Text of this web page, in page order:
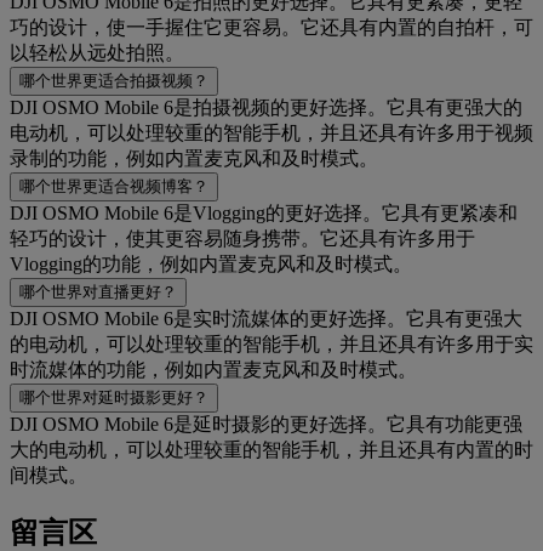
巧的设计，使一手握住它更容易。它还具有内置的自拍杆，可
以轻松从远处拍照。
哪个世界更适合拍摄视频？
DJI OSMO Mobile 6是拍摄视频的更好选择。它具有更强大的
电动机，可以处理较重的智能手机，并且还具有许多用于视频
录制的功能，例如内置麦克风和及时模式。
哪个世界更适合视频博客？
DJI OSMO Mobile 6是Vlogging的更好选择。它具有更紧凑和
轻巧的设计，使其更容易随身携带。它还具有许多用于
Vlogging的功能，例如内置麦克风和及时模式。
哪个世界对直播更好？
DJI OSMO Mobile 6是实时流媒体的更好选择。它具有更强大
的电动机，可以处理较重的智能手机，并且还具有许多用于实
时流媒体的功能，例如内置麦克风和及时模式。
哪个世界对延时摄影更好？
DJI OSMO Mobile 6是延时摄影的更好选择。它具有功能更强
大的电动机，可以处理较重的智能手机，并且还具有内置的时
间模式。
留言区